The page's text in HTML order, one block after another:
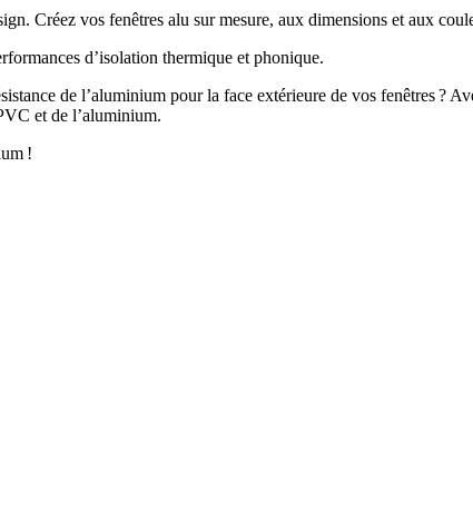
Créez vos fenêtres alu sur mesure, aux dimensions et aux
d’isolation thermique et phonique.
de l’aluminium pour la face extérieure de vos fenêtres ?
et de l’aluminium.
!